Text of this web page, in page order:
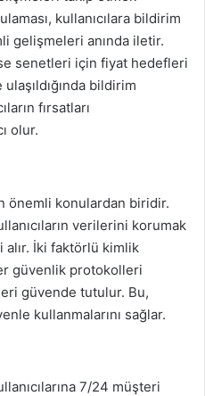
kullanıcılara bildirim
gelişmeleri anında iletir.
senetleri için fiyat hedefleri
bildirim
fırsatları
olur.
önemli konulardan biridir.
verilerini korumak
İki faktörlü kimlik
güvenlik protokolleri
güvende tutulur. Bu,
kullanmalarını sağlar.
7/24 müşteri